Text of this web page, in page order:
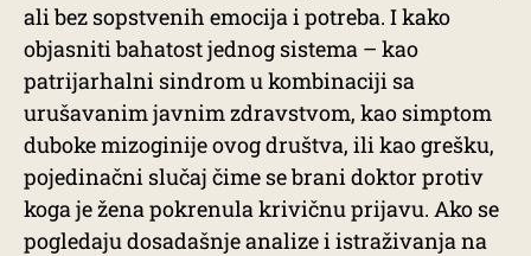
ali bez sopstvenih emocija i potreba. I kako
objasniti bahatost jednog sistema – kao
patrijarhalni sindrom u kombinaciji sa
urušavanim javnim zdravstvom, kao simptom
duboke mizoginije ovog društva, ili kao grešku,
pojedinačni slučaj čime se brani doktor protiv
koga je žena pokrenula krivičnu prijavu. Ako se
pogledaju dosadašnje analize i istraživanja na